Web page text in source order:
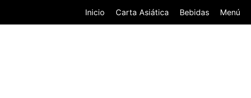
Inicio Carta Asiática Bebidas Menú